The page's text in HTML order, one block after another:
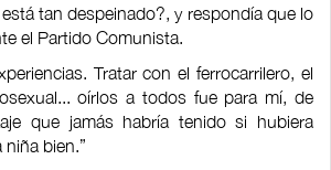
tan despeinado?, y respondía que lo
el Partido Comunista.
Tratar con el ferrocarrilero, el
oírlos a todos fue para mí, de
que jamás habría tenido si hubiera
bien.”